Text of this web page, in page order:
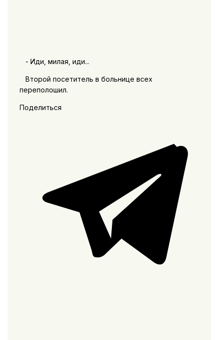
- Иди, милая, иди...
Второй посетитель в больнице всех
переполошил.
Поделиться